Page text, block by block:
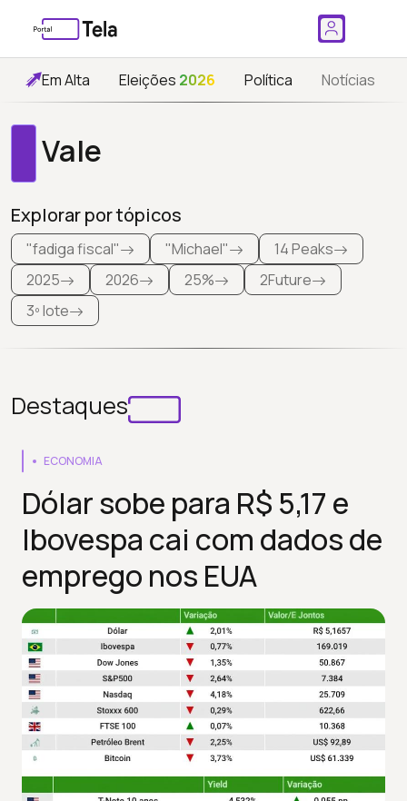
Em Alta Eleições 2026 Política Notícias
Vale
Explorar por tópicos
"fadiga fiscal" "Michael"
14 Peaks
2025
2026 25%
2Future
3º lote
Destaques
ECONOMIA
Dólar sobe para R$ 5,17 e
Ibovespa cai com dados de
emprego nos EUA